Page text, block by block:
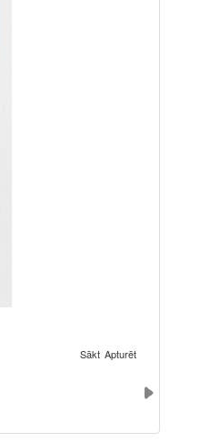
Sākt Apturēt